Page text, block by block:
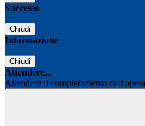
Successo
Chiudi
Informazione
Chiudi
Attendere...
Attendere il completamento